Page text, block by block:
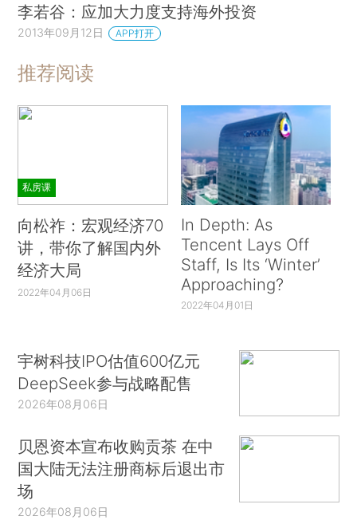
李若谷：应加大力度支持海外投资
2013年09月12日 APP打开
推荐阅读
私房课
向松祚：宏观经济70
讲，带你了解国内外
经济大局
2022年04月06日
In Depth: As
Tencent Lays Off
Staff, Is Its ‘Winter’
Approaching?
2022年04月01日
宇树科技IPO估值600亿元
DeepSeek参与战略配售
2026年08月06日
贝恩资本宣布收购贡茶 在中
国大陆无法注册商标后退出市
场
2026年08月06日